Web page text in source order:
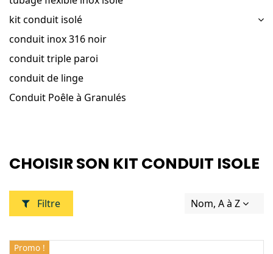
CHOISIR SON KIT CONDUIT ISOLE
Filtre Nom, A à Z
Promo !
kit conduit isolé
conduit inox 316 noir
conduit triple paroi
conduit de linge
Conduit Poêle à Granulés